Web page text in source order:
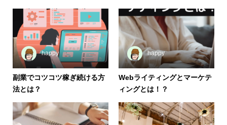
happy
副業でコツコツ稼ぎ続ける方
法とは？
happy
Webライティングとマーケテ
ィングとは！？